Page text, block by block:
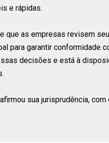
e rápidas.
que as empresas revisem
para garantir conformidade
decisões e está à
sua jurisprudência,